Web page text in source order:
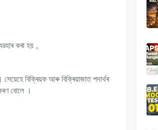
কৰা হয় 。
। সেয়েহে বিক্ৰিয়ক আৰু বিক্ৰিয়াজাত পদাৰ্থৰ
বোলে ।